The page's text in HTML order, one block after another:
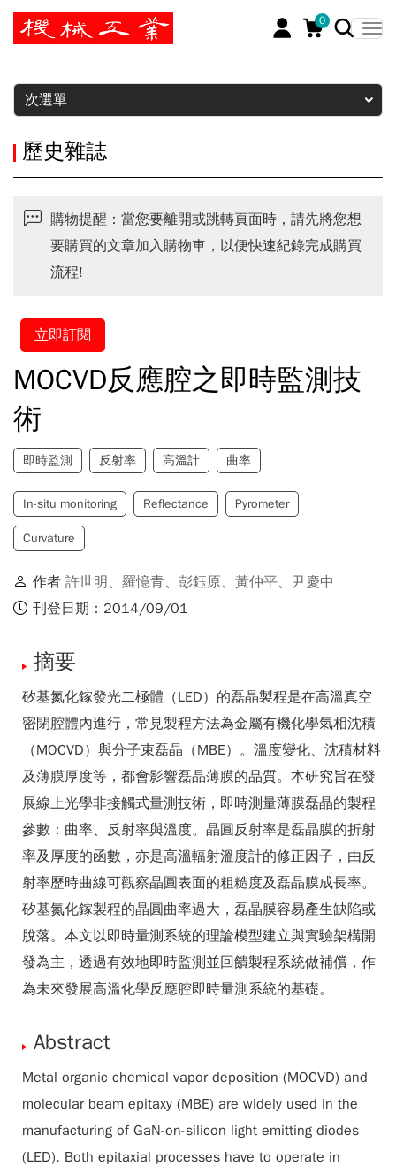
0
暫停
次選單
歷史雜誌
購物提醒：當您要離開或跳轉頁面時，請先將您想
要購買的文章加入購物車，以便快速紀錄完成購買
流程!
立即訂閱
MOCVD反應腔之即時監測技
術
即時監測 反射率 高溫計 曲率
In-situ monitoring Reflectance Pyrometer
Curvature
作者 許世明 、 羅憶青、 彭鈺原、 黃仲平、 尹慶中
刊登日期：2014/09/01
摘要
矽基氮化鎵發光二極體（LED）的磊晶製程是在高溫真空
密閉腔體內進行，常見製程方法為金屬有機化學氣相沈積
（MOCVD）與分子束磊晶（MBE）。溫度變化、沈積材料
及薄膜厚度等，都會影響磊晶薄膜的品質。本研究旨在發
展線上光學非接觸式量測技術，即時測量薄膜磊晶的製程
參數：曲率、反射率與溫度。晶圓反射率是磊晶膜的折射
率及厚度的函數，亦是高溫輻射溫度計的修正因子，由反
射率歷時曲線可觀察晶圓表面的粗糙度及磊晶膜成長率。
矽基氮化鎵製程的晶圓曲率過大，磊晶膜容易產生缺陷或
脫落。本文以即時量測系統的理論模型建立與實驗架構開
發為主，透過有效地即時監測並回饋製程系統做補償，作
為未來發展高溫化學反應腔即時量測系統的基礎。
Abstract
Metal organic chemical vapor deposition (MOCVD) and
molecular beam epitaxy (MBE) are widely used in the
manufacturing of GaN-on-silicon light emitting diodes
(LED). Both epitaxial processes have to operate in